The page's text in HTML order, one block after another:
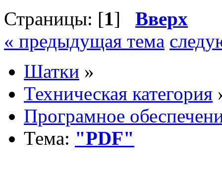
Страницы: [1] Вверх
« предыдущая тема
Шатки »
Техническая категория
Програмное
Тема: "PDF"